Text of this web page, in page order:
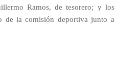
Ramos, de tesorero; y los
de la comisión deportiva junto a